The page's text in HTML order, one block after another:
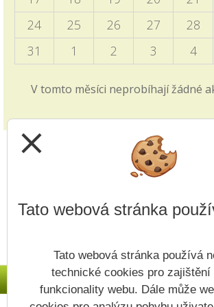
04.10.2025
Informace pro vyjíždějící děti
školy i v záložce 2. stupně -
Sasku.
Zkrácené vyučování - volby
28.09.2025
v pátek 3.10. viz článek v blogu školy
Jak si vybrat střední školu?
Video z produkce ČT edu je
Upřesnění v článku - Nový způsob
11.09.2025
Na Vaše dotazy odpovídáme v
24
25 26 27 28
31
1 2 3 4
V tomto měsíci neprobíhají žádné
close
Tato webová stránka
Tato webová stránka používá
technické cookies pro zajištění
funkcionality webu. Dále může